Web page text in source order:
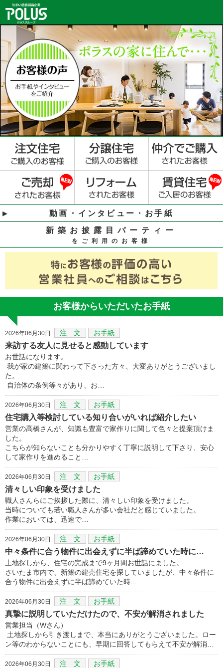
動画・インタビュー・お手紙
新築お披露目パーティー
をご利用のお客様
お客様からいただいたお手紙
2026年06月30日 注 文 お手紙
来訪する友人に見せると感動しています
お世話になります。
我が家の建築に関わって下さった方々、大変ありがとうございまし
た。
自治体の条例等々があり、お…
2026年06月30日 注 文 お手紙
住宅購入等検討している知り合いがいれば紹介したい
営業の高橋さんが、知識も豊富で家作りに関して色々と提案頂けま
した。
こちらが知らないことも分かりやすく丁寧に説明して下さり、安心
して家作りを進めること…
2026年06月30日 注 文 お手紙
清々しい印象を受けました
職人さんらにご挨拶した際に、清々しい印象を受けました。
当時についても若い職人さんが多い会社だと感じていました。
作業においては、迅速で…
2026年06月30日 注 文 お手紙
中々条件に合う物件に出会えずに半ば諦めていた時に…
土地探しから、住宅の完成まで9ヶ月間お世話にました。
さいたま市内で、新築の建売住宅を探していましたが、中々条件に
合う物件に出会えずに半ば諦めていた時…
2026年06月30日 注 文 お手紙
真摯に説明していただけたので、不安が解消されました
営業担当（Wさん）
土地探しから引き渡しまで、本当にありがとうございました。ロー
ン等のわからないことにも、早期に回答してもらえて不安が解消…
2026年06月30日 注 文 お手紙